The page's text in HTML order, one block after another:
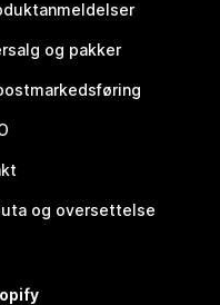
og pakker
og oversettelse